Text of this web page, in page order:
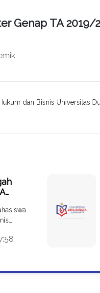
Genap TA
dan Bisnis Universitas